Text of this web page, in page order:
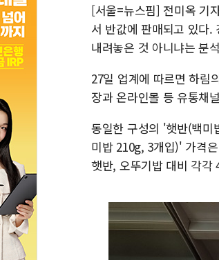
[서울=뉴스핌] 전미옥 기
서 반값에 판매되고 있다
내려놓은 것 아니냐는 분
27일 업계에 따르면 하림
장과 온라인몰 등 유통채
동일한 구성의 '햇반(백미
미밥 210g, 3개입)' 가격
햇반, 오뚜기밥 대비 각